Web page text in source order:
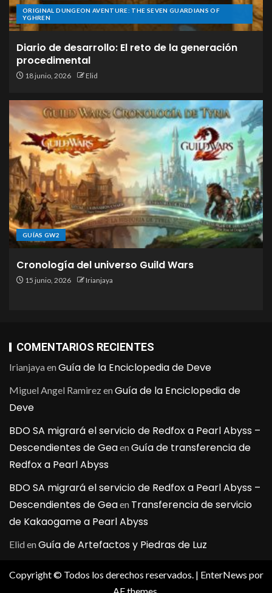
ORIGINAL DUNGEON AVENTURE: THE SEVEN GUARDIANS OF
YGHREN
Diario de desarrollo: El reto de la generación
procedimental
18 junio, 2026 Elid
GUÍAS GW2
Cronología del universo Guild Wars
15 junio, 2026 Irianjaya
COMENTARIOS RECIENTES
IrianjayaenGuía de la Enciclopedia de Deve
Miguel Angel RamirezenGuía de la Enciclopedia de
Deve
BDO SA migrará el servicio de Redfox a Pearl Abyss –
Descendientes de GeaenGuía de transferencia de
Redfox a Pearl Abyss
BDO SA migrará el servicio de Redfox a Pearl Abyss –
Descendientes de Geaen Transferencia de servicio
de Kakaogame a Pearl Abyss
ElidenGuía de Artefactos y Piedras de Luz
Copyright © Todos los derechos reservados. | EnterNews por